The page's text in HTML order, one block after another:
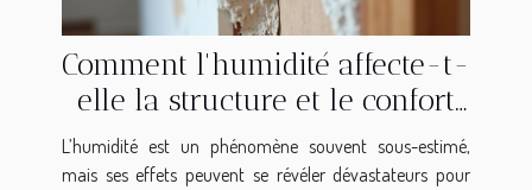
Comment l'humidité affecte-t-
elle la structure et le confort
de votre maison ?
L’humidité est un phénomène souvent sous-estimé,
mais ses effets peuvent se révéler dévastateurs pour